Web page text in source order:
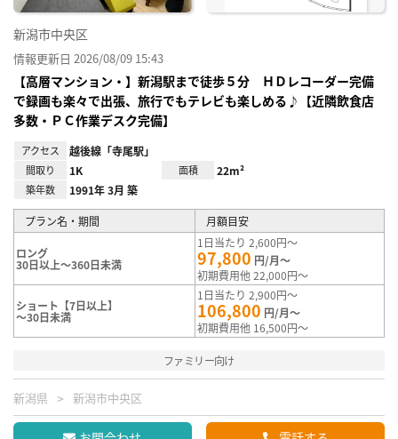
新潟市中央区
情報更新日 2026/08/09 15:43
【高層マンション・】新潟駅まで徒歩５分 ＨＤレコーダー完備
で録画も楽々で出張、旅行でもテレビも楽しめる♪【近隣飲食店
多数・ＰＣ作業デスク完備】
アクセス 越後線「寺尾駅」
間取り 1K 面積 22m²
築年数 1991年 3月 築
プラン名・期間 月額目安
ロング
30日以上～360日未満
1日当たり 2,600円～
97,800 円/月～
初期費用他 22,000円～
ショート【7日以上】
～30日未満
1日当たり 2,900円～
106,800 円/月～
初期費用他 16,500円～
ファミリー向け
新潟県 新潟市中央区